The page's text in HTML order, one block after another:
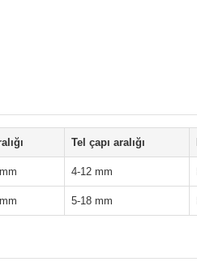
Tel çapı aralığı
4-12 mm
5-18 mm